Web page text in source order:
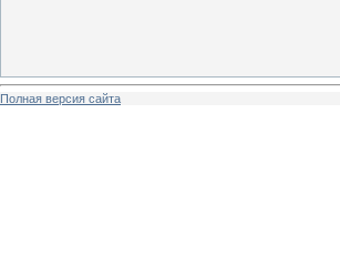
Полная версия сайта